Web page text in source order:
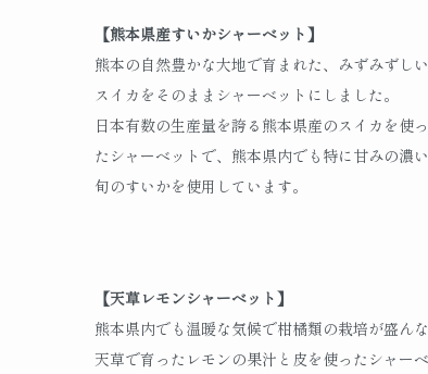
【熊本県産すいかシャーベット】
熊本の自然豊かな大地で育まれた、みずみずしい
スイカをそのままシャーベットにしました。
日本有数の生産量を誇る熊本県産のスイカを使っ
たシャーベットで、熊本県内でも特に甘みの濃い
旬のすいかを使用しています。
【天草レモンシャーベット】
熊本県内でも温暖な気候で柑橘類の栽培が盛んな
天草で育ったレモンの果汁と皮を使ったシャーベ